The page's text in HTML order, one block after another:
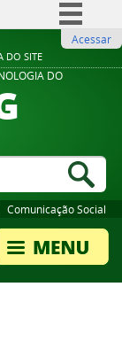
DO SITE
BR
Acessar
DO
Comunicação Social